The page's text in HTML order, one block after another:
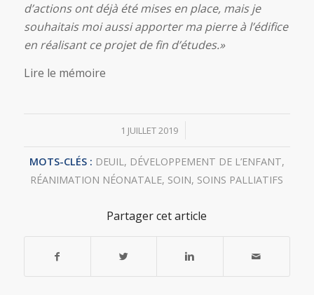
d’actions ont déjà été mises en place, mais je
souhaitais moi aussi apporter ma pierre à l’édifice
en réalisant ce projet de fin d’études.»
Lire le mémoire
1 JUILLET 2019
/
MOTS-CLÉS : DEUIL, DÉVELOPPEMENT DE L’ENFANT,
RÉANIMATION NÉONATALE, SOIN, SOINS PALLIATIFS
Partager cet article